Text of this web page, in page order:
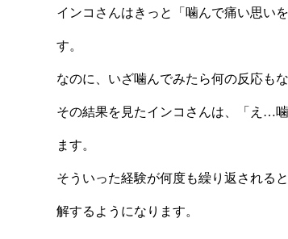
インコさんはきっと「噛んで痛い思い
す。
なのに、いざ噛んでみたら何の反応も
その結果を見たインコさんは、「え…
ます。
そういった経験が何度も繰り返される
解するようになります。